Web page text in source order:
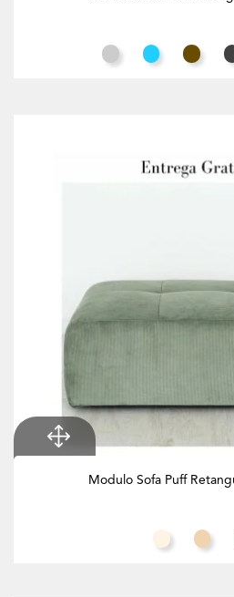
Cinza Claro
Azul Tabaco
Modulo Sofa Puff
Branco